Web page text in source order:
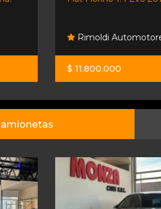
Rimoldi Automotores